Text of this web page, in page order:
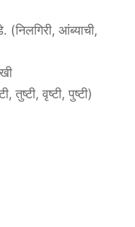
आंब्याची,
वृष्टी, पुष्टी)